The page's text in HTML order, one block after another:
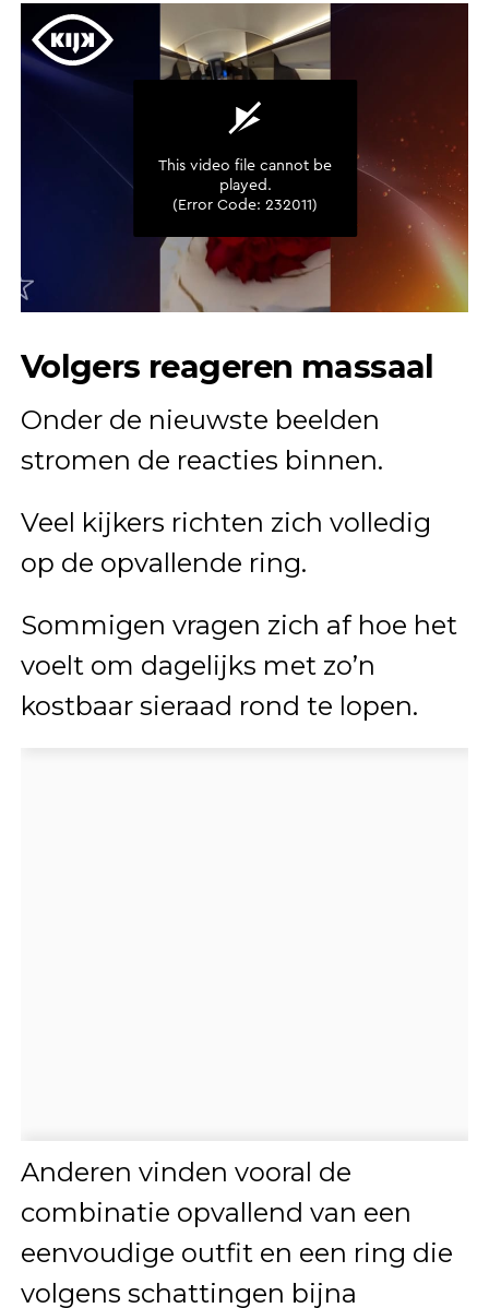
Volgers reageren massaal
Onder de nieuwste beelden
stromen de reacties binnen.
Veel kijkers richten zich volledig
op de opvallende ring.
Sommigen vragen zich af hoe het
voelt om dagelijks met zo’n
kostbaar sieraad rond te lopen.
Anderen vinden vooral de
combinatie opvallend van een
eenvoudige outfit en een ring die
volgens schattingen bijna